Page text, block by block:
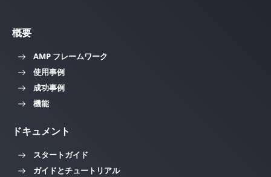
概要
AMP フレームワーク
使用事例
成功事例
機能
ドキュメント
スタートガイド
ガイドとチュートリアル